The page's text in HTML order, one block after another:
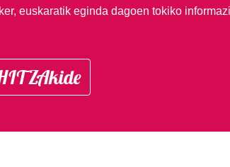
euskaratik eginda dagoen tokiko